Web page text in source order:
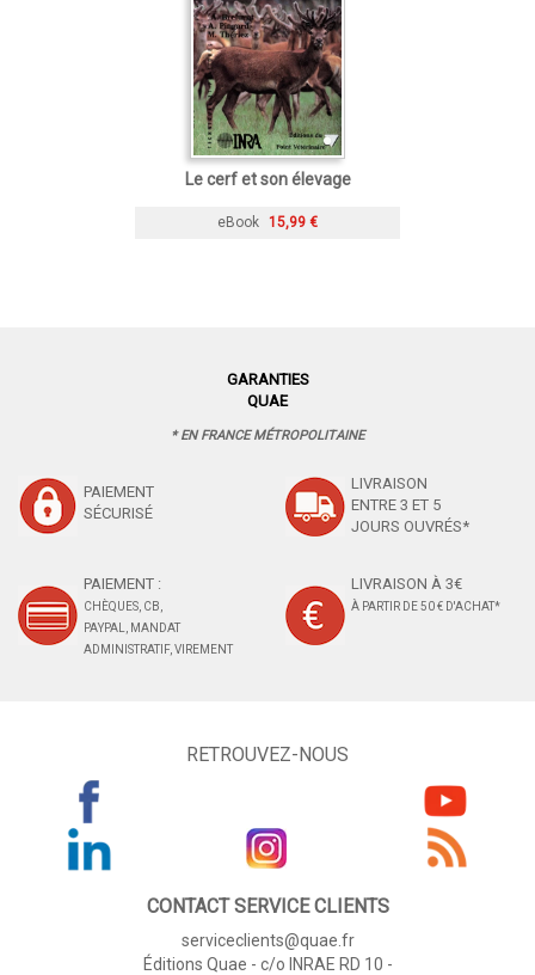
Le cerf et son élevage
eBook 15,99 €
GARANTIES
QUAE
* EN FRANCE MÉTROPOLITAINE
PAIEMENT
SÉCURISÉ
LIVRAISON
ENTRE 3 ET 5
JOURS OUVRÉS*
PAIEMENT :
CHÈQUES, CB,
PAYPAL, MANDAT
ADMINISTRATIF, VIREMENT
LIVRAISON À 3€
À PARTIR DE 50 € D'ACHAT*
RETROUVEZ-NOUS
CONTACT SERVICE CLIENTS
serviceclients@quae.fr
Éditions Quae - c/o INRAE RD 10 -